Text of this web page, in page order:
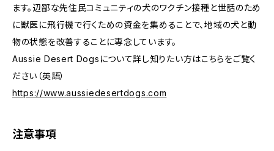
ます。辺鄙な先住民コミュニティの犬のワクチン接種と世話のため
に獣医に飛行機で行くための資金を集めることで、地域の犬と動
物の状態を改善することに専念しています。
Aussie Desert Dogsについて詳し知りたい方はこちらをご覧く
ださい（英語）
https://www.aussiedesertdogs.com
注意事項